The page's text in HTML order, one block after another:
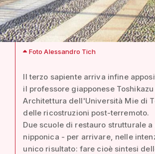
Foto Alessandro Tich
Il terzo sapiente arriva infine
il professore giapponese
Architettura dell'Università Mie di
delle ricostruzioni post-terremoto.
Due scuole di restauro strutturale
nipponica - per arrivare, nelle
unico risultato: fare cioè sintesi